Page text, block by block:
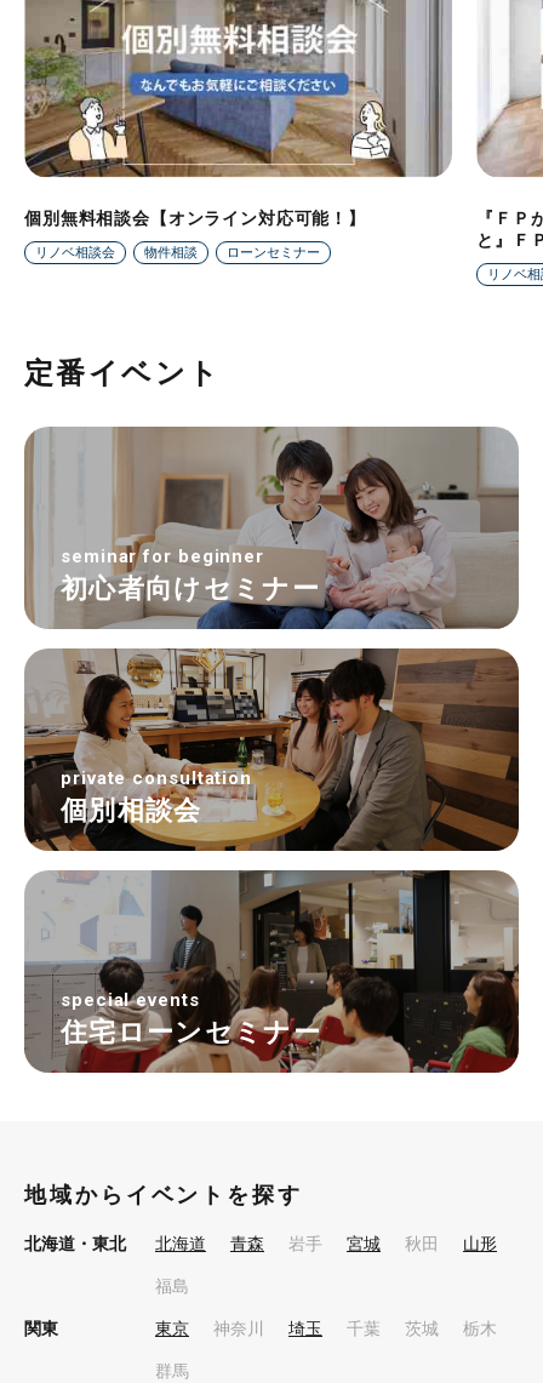
個別無料相談会【オンライン対応可能！】
リノベ相談会 物件相談 ローンセミナー
『ＦＰ
と』Ｆ
リノベ
定番イベント
seminar for beginner
初心者向けセミナー
private consultation
個別相談会
special events
住宅ローンセミナー
地域からイベントを探す
北海道・東北 北海道 青森 岩手 宮城 秋田 山形
福島
関東 東京 神奈川 埼玉 千葉 茨城 栃木
群馬